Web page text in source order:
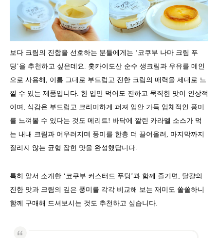
보다 크림의 진함을 선호하는 분들에게는 ‘코쿠부 나마 크림 푸
딩’을 추천하고 싶은데요. 홋카이도산 순수 생크림과 우유를 메인
으로 사용해, 이름 그대로 부드럽고 진한 크림의 매력을 제대로 느
낄 수 있는 제품입니다. 한 입만 먹어도 진하고 묵직한 맛이 인상적
이며, 식감은 부드럽고 크리미하게 퍼져 입안 가득 입체적인 풍미
를 느껴볼 수 있다는 것도 메리트! 바닥에 깔린 카라멜 소스가 먹
는 내내 크림과 어우러지며 풍미를 한층 더 끌어올려, 마지막까지
질리지 않는 균형 잡힌 맛을 완성했답니다.
특히 앞서 소개한 ‘코쿠부 커스터드 푸딩’과 함께 즐기면, 달걀의
진한 맛과 크림의 깊은 풍미를 각각 비교해 보는 재미도 쏠쏠하니
함께 구매해 드셔보시는 것도 추천하고 싶습니다.